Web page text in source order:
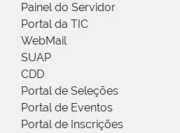
Painel do Servidor
Portal da TIC
WebMail
SUAP
CDD
Portal de Seleções
Portal de Eventos
Portal de Inscrições